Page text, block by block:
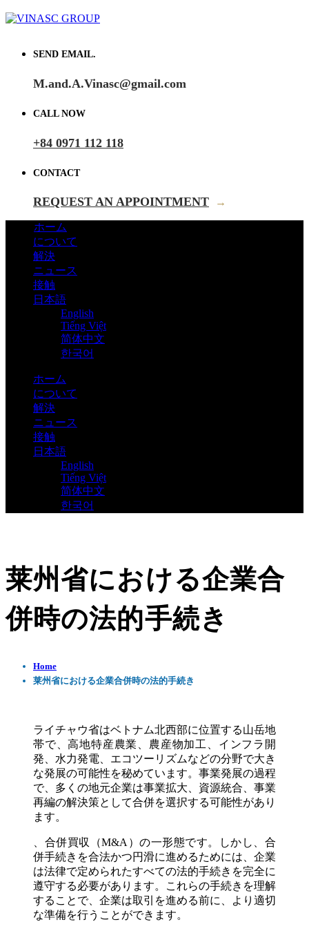
SEND EMAIL.
M.and.A.Vinasc@gmail.com
CALL NOW
+84 0971 112 118
CONTACT
REQUEST AN APPOINTMENT →
ホーム
について
解決
ニュース
接触
日本語
English
Tiếng Việt
简体中文
한국어
ホーム
について
解決
ニュース
接触
日本語
English
Tiếng Việt
简体中文
한국어
莱州省における企業合
併時の法的手続き
Home
莱州省における企業合併時の法的手続き
ライチャウ省はベトナム北西部に位置する山岳地
帯で、高地特産農業、農産物加工、インフラ開
発、水力発電、エコツーリズムなどの分野で大き
な発展の可能性を秘めています。事業発展の過程
で、多くの地元企業は事業拡大、資源統合、事業
再編の解決策として合併を選択する可能性があり
ます。
、合併買収（M&A）の一形態です。しかし、合
併手続きを合法かつ円滑に進めるためには、企業
は法律で定められたすべての法的手続きを完全に
遵守する必要があります。これらの手続きを理解
することで、企業は取引を進める前に、より適切
な準備を行うことができます。